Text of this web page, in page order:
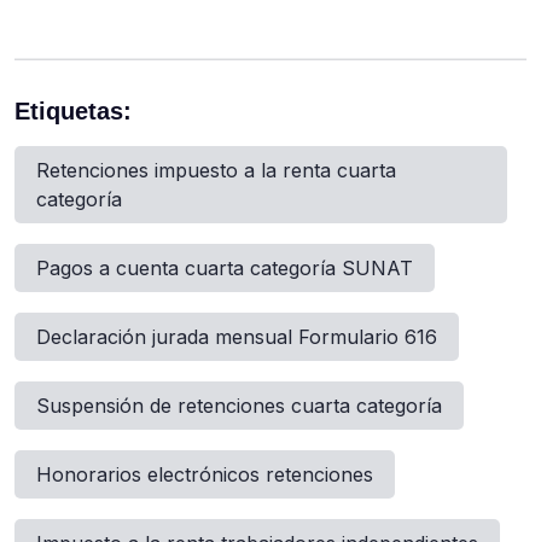
Etiquetas:
Retenciones impuesto a la renta cuarta
categoría
Pagos a cuenta cuarta categoría SUNAT
Declaración jurada mensual Formulario 616
Suspensión de retenciones cuarta categoría
Honorarios electrónicos retenciones